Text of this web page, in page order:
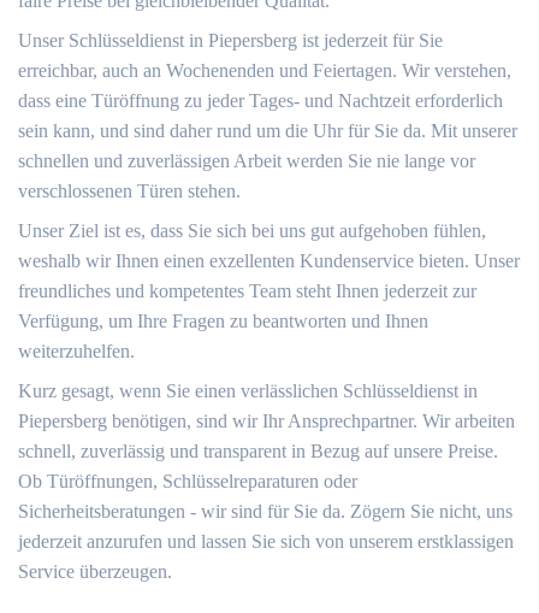
Unser Schlüsseldienst in Piepersberg ist jederzeit für Sie
erreichbar, auch an Wochenenden und Feiertagen. Wir verstehen,
dass eine Türöffnung zu jeder Tages- und Nachtzeit erforderlich
sein kann, und sind daher rund um die Uhr für Sie da. Mit unserer
schnellen und zuverlässigen Arbeit werden Sie nie lange vor
verschlossenen Türen stehen.
Unser Ziel ist es, dass Sie sich bei uns gut aufgehoben fühlen,
weshalb wir Ihnen einen exzellenten Kundenservice bieten. Unser
freundliches und kompetentes Team steht Ihnen jederzeit zur
Verfügung, um Ihre Fragen zu beantworten und Ihnen
weiterzuhelfen.
Kurz gesagt, wenn Sie einen verlässlichen Schlüsseldienst in
Piepersberg benötigen, sind wir Ihr Ansprechpartner. Wir arbeiten
schnell, zuverlässig und transparent in Bezug auf unsere Preise.
Ob Türöffnungen, Schlüsselreparaturen oder
Sicherheitsberatungen - wir sind für Sie da. Zögern Sie nicht, uns
jederzeit anzurufen und lassen Sie sich von unserem erstklassigen
Service überzeugen.